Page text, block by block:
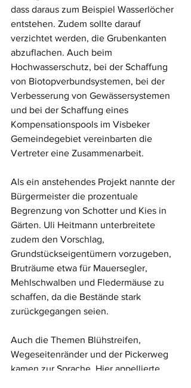
dass daraus zum Beispiel Wasserlöcher
entstehen. Zudem sollte darauf
verzichtet werden, die Grubenkanten
abzuflachen. Auch beim
Hochwasserschutz, bei der Schaffung
von Biotopverbundsystemen, bei der
Verbesserung von Gewässersystemen
und bei der Schaffung eines
Kompensationspools im Visbeker
Gemeindegebiet vereinbarten die
Vertreter eine Zusammenarbeit.
Als ein anstehendes Projekt nannte der
Bürgermeister die prozentuale
Begrenzung von Schotter und Kies in
Gärten. Uli Heitmann unterbreitete
zudem den Vorschlag,
Grundstückseigentümern vorzugeben,
Bruträume etwa für Mauersegler,
Mehlschwalben und Fledermäuse zu
schaffen, da die Bestände stark
zurückgegangen seien.
Auch die Themen Blühstreifen,
Wegeseitenränder und der Pickerweg
kamen zur Sprache. Hier appellierte